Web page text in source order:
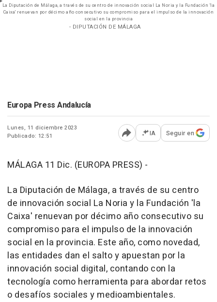
La Diputación de Málaga, a través de su centro de innovación social La Noria y la Fundación 'la
Caixa' renuevan por décimo año consecutivo su compromiso para el impulso de la innovación
social en la provincia
- DIPUTACIÓN DE MÁLAGA
Europa Press Andalucía
Lunes, 11 diciembre 2023
Publicado: 12:51
Abrir opciones para
IA Seguir en
MÁLAGA 11 Dic. (EUROPA PRESS) -
La Diputación de Málaga, a través de su centro
de innovación social La Noria y la Fundación 'la
Caixa' renuevan por décimo año consecutivo su
compromiso para el impulso de la innovación
social en la provincia. Este año, como novedad,
las entidades dan el salto y apuestan por la
innovación social digital, contando con la
tecnología como herramienta para abordar retos
o desafíos sociales y medioambientales.